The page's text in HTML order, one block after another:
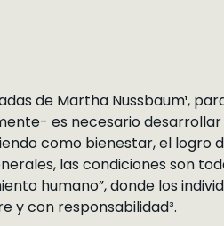
de Martha Nussbaum¹,
es necesario desarrollar
como bienestar, el logro
las condiciones son
humano”, donde los
y con responsabilidad³.